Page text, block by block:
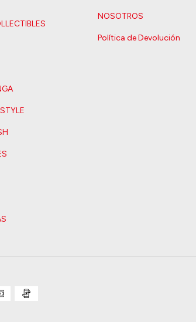
NOSOTROS
Política de Devolución